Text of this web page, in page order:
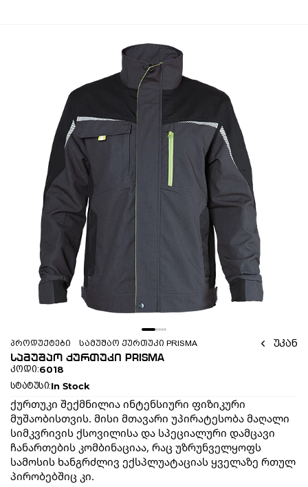
პროდუქტები სამუშაო ქურთუკი PRISMA
უკან
სამუშაო ქურთუკი PRISMA
კოდი:6018
სტატუსი:In Stock
ქურთუკი შექმნილია ინტენსიური ფიზიკური
მუშაობისთვის. მისი მთავარი უპირატესობა მაღალი
სიმკვრივის ქსოვილისა და სპეციალური დამცავი
ჩანართების კომბინაციაა, რაც უზრუნველყოფს
სამოსის ხანგრძლივ ექსპლუატაციას ყველაზე რთულ
პირობებშიც კი.